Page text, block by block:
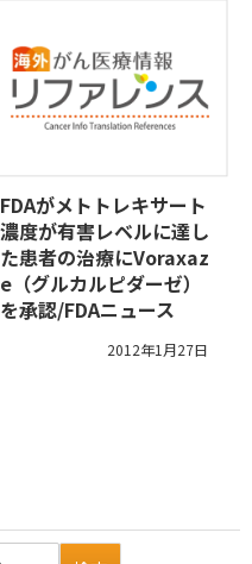
FDAがメトトレキサート
濃度が有害レベルに達し
た患者の治療にVoraxaz
e（グルカルピダーゼ）
を承認/FDAニュース
2012年1月27日